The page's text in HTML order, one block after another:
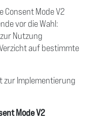
Consent Mode V2
vor die Wahl:
Nutzung
auf bestimmte
zur Implementierung
Mode V2